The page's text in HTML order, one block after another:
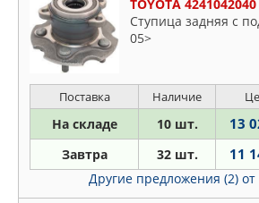
TOYOTA 4241042040
Ступица задняя с
05>
Поставка Наличие
На складе 10 шт. 13
Завтра 32 шт. 11
Другие предложения (2) от